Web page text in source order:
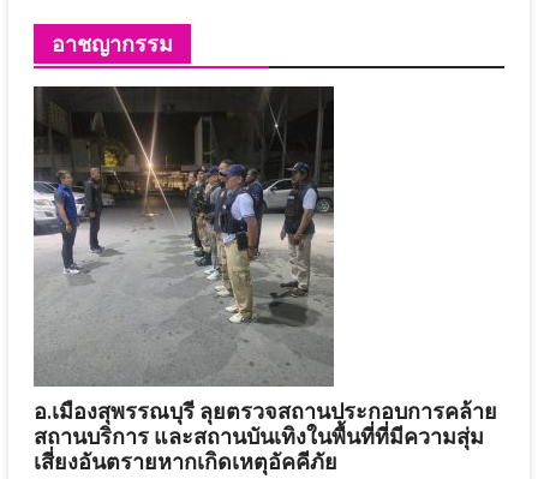
อาชญากรรม
อ.เมืองสุพรรณบุรี ลุยตรวจสถานประกอบการคล้าย
สถานบริการ และสถานบันเทิงในพื้นที่ที่มีความสุ่ม
เสี่ยงอันตรายหากเกิดเหตุอัคคีภัย